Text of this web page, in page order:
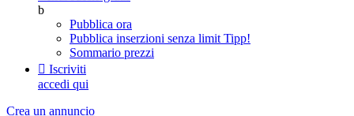
b
Pubblica ora
Pubblica inserzioni senza limit Tipp!
Sommario prezzi
 Iscriviti
accedi qui
Crea un annuncio